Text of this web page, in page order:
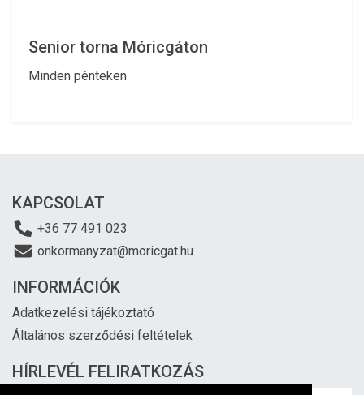
Senior torna Móricgáton
Minden pénteken
KAPCSOLAT
+36 77 491 023
onkormanyzat@moricgat.hu
INFORMÁCIÓK
Adatkezelési tájékoztató
Általános szerződési feltételek
HÍRLEVÉL FELIRATKOZÁS